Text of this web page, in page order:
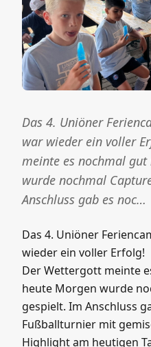
Das 4. Uniöner
war wieder ein voller
meinte es nochmal
wurde nochmal
Anschluss gab es noc…
Das 4. Uniöner
wieder ein voller Erfolg!
Der Wettergott meinte
heute Morgen wurde
gespielt. Im Anschluss
Fußballturnier mit
Highlight am heutigen